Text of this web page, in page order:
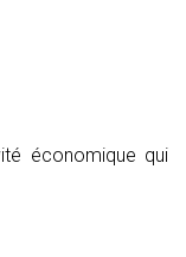
économique qui